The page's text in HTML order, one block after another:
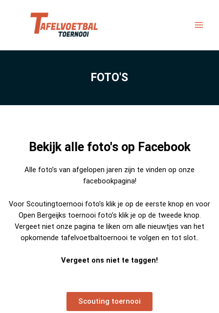
FOTO'S
Bekijk alle foto's op Facebook
Alle foto’s van afgelopen jaren zijn te vinden op onze
facebookpagina!
Voor Scoutingtoernooi foto’s klik je op de eerste knop en voor
Open Bergeijks toernooi foto’s klik je op de tweede knop.
Vergeet niet onze pagina te liken om alle nieuwtjes van het
opkomende tafelvoetbaltoernooi te volgen en tot slot..
Vergeet ons niet te taggen!
Scouting toernooi